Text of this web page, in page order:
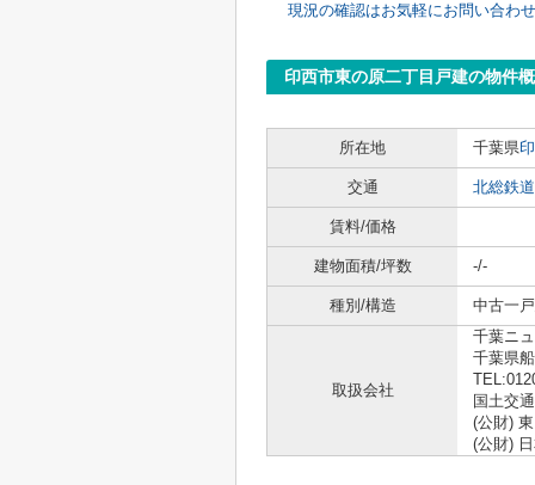
現況の確認はお気軽にお問い合わせ
印西市東の原二丁目戸建の物件
所在地
千葉県
交通 北総鉄道
賃料/価格
建物面積/坪数 -/-
種別/構造 中古一
取扱会社
千葉ニ
千葉県
国土交
(公財)
(公財)